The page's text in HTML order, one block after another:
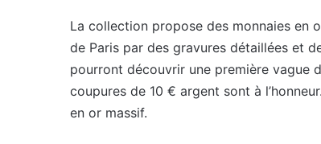
La collection propose des monnaies en
de Paris par des gravures détaillées et
pourront découvrir une première vague
coupures de 10 € argent sont à
en or massif.